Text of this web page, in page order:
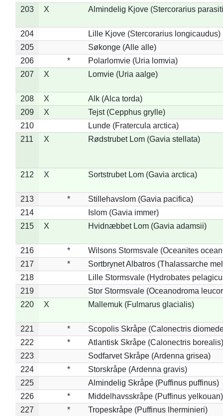
203 X Almindelig Kjove (Stercorarius
204
Lille Kjove (Stercorarius longicaudus)
205
Søkonge (Alle alle)
206
*
Polarlomvie (Uria lomvia)
207
X Lomvie (Uria aalge)
208 X
Alk (Alca torda)
209
X
Tejst (Cepphus grylle)
210
Lunde (Fratercula arctica)
211
X Rødstrubet Lom (Gavia stellata)
212 X Sortstrubet Lom (Gavia arctica)
213 *
Stillehavslom (Gavia pacifica)
214
Islom (Gavia immer)
215
X Hvidnæbbet Lom (Gavia adamsii)
216 *
Wilsons Stormsvale (Oceanites
217
*
Sortbrynet Albatros (Thalassarche
218
Lille Stormsvale (Hydrobates
219
Stor Stormsvale (Oceanodroma
220
X Mallemuk (Fulmarus glacialis)
221 *
Scopolis Skråpe (Calonectris
222
*
Atlantisk Skråpe (Calonectris borealis)
223
Sodfarvet Skråpe (Ardenna grisea)
224
*
Storskråpe (Ardenna gravis)
225
Almindelig Skråpe (Puffinus puffinus)
226
*
Middelhavsskråpe (Puffinus yelkouan)
227
*
Tropeskråpe (Puffinus lherminieri)